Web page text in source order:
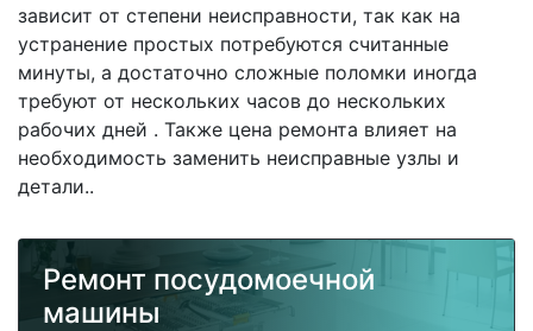
зависит от степени неисправности, так как на
устранение простых потребуются считанные
минуты, а достаточно сложные поломки иногда
требуют от нескольких часов до нескольких
рабочих дней . Также цена ремонта влияет на
необходимость заменить неисправные узлы и
детали..
Ремонт посудомоечной
машины